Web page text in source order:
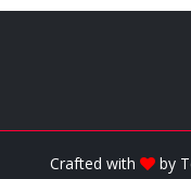
Crafted with by